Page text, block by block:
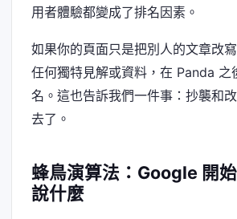
用者體驗都變成了排名因素。
如果你的頁面只是把別人的文章改
任何獨特見解或資料，在 Panda 之
名。這也告訴我們一件事：抄襲和
去了。
蜂鳥演算法：Google 開
說什麼